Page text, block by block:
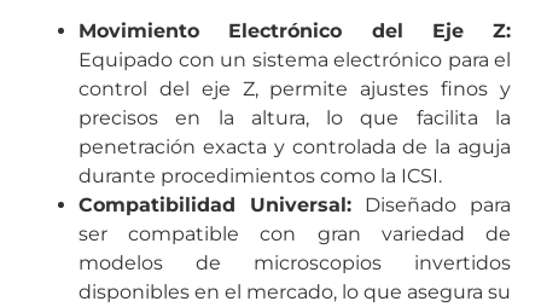
Movimiento Electrónico del Eje Z:
Equipado con un sistema electrónico para el
control del eje Z, permite ajustes finos y
precisos en la altura, lo que facilita la
penetración exacta y controlada de la aguja
durante procedimientos como la ICSI.
Compatibilidad Universal: Diseñado para
ser compatible con gran variedad de
modelos de microscopios invertidos
disponibles en el mercado, lo que asegura su